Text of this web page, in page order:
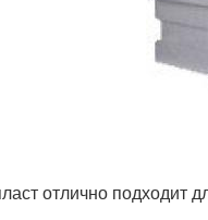
отлично подходит